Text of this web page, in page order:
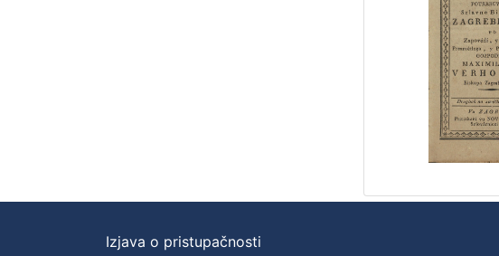
Izjava o pristupačnosti